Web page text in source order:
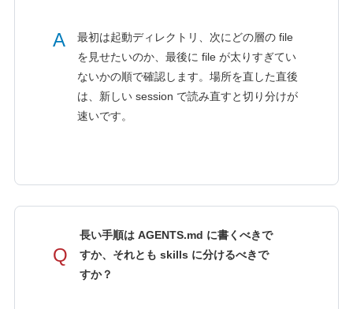
A
最初は起動ディレクトリ、次にどの層の file
を見せたいのか、最後に file が太りすぎてい
ないかの順で確認します。場所を直した直後
は、新しい session で読み直すと切り分けが
速いです。
Q
長い手順は AGENTS.md に書くべきで
すか、それとも skills に分けるべきで
すか？